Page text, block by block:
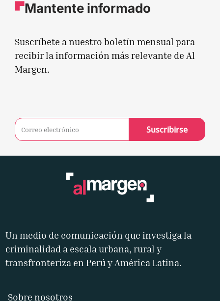
Mantente informado
Suscríbete a nuestro boletín mensual para
recibir la información más relevante de Al
Margen.
Suscribirse
Un medio de comunicación que investiga la
criminalidad a escala urbana, rural y
transfronteriza en Perú y América Latina.
Sobre nosotros